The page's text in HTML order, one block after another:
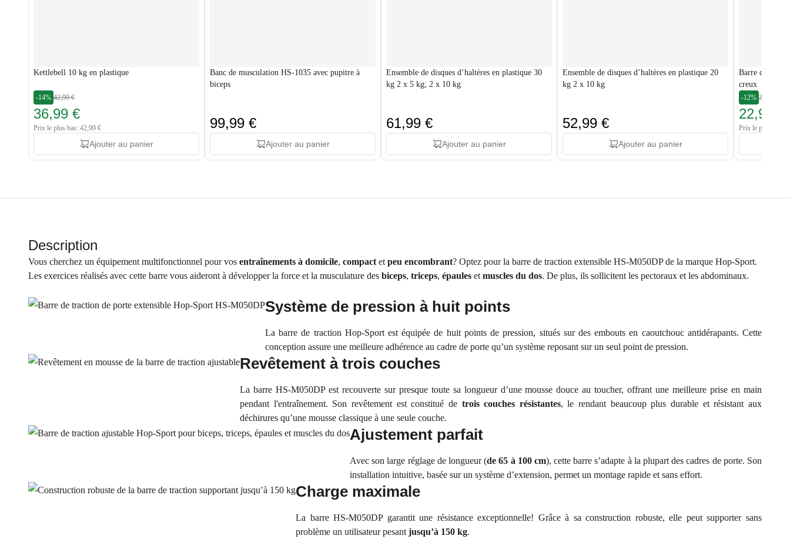
Kettlebell 10 kg en plastique
-14% 42,99 €
36,99 €
Prix le plus bas: 42,99 €
Ajouter au panier
Banc de musculation HS-1035 avec pupitre à
biceps
99,99 €
Ajouter au panier
Ensemble de disques d’haltères en plastique 30
kg 2 x 5 kg; 2 x 10 kg
61,99 €
Ajouter au panier
Ensemble de disques d’haltères en plastique 20
kg 2 x 10 kg
52,99 €
Ajouter au panier
Barre
creux
-12% 25,99 €
22,99 €
Prix le plus bas:
Description
Vous cherchez un équipement multifonctionnel pour vos entraînements à domicile, compact et peu encombrant? Optez pour la barre de traction extensible HS-M050DP de la marque Hop-Sport.
Les exercices réalisés avec cette barre vous aideront à développer la force et la musculature des biceps, triceps, épaules et muscles du dos. De plus, ils sollicitent les pectoraux et les abdominaux.
Système de pression à huit points
La barre de traction Hop-Sport est équipée de huit points de pression, situés sur des embouts en caoutchouc antidérapants. Cette
conception assure une meilleure adhérence au cadre de porte qu’un système reposant sur un seul point de pression.
Revêtement à trois couches
La barre HS-M050DP est recouverte sur presque toute sa longueur d’une mousse douce au toucher, offrant une meilleure prise en main
pendant l'entraînement. Son revêtement est constitué de trois couches résistantes, le rendant beaucoup plus durable et résistant aux
déchirures qu’une mousse classique à une seule couche.
Ajustement parfait
Avec son large réglage de longueur (de 65 à 100 cm), cette barre s’adapte à la plupart des cadres de porte. Son
installation intuitive, basée sur un système d’extension, permet un montage rapide et sans effort.
Charge maximale
La barre HS-M050DP garantit une résistance exceptionnelle! Grâce à sa construction robuste, elle peut supporter sans
problème un utilisateur pesant jusqu’à 150 kg.